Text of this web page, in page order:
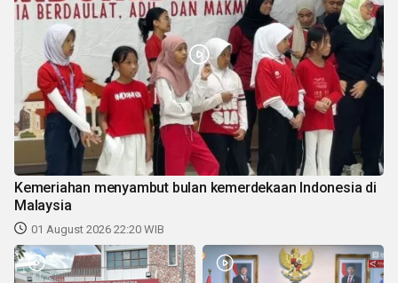
Kemeriahan menyambut bulan kemerdekaan Indonesia di
Malaysia
01 August 2026 22:20 WIB